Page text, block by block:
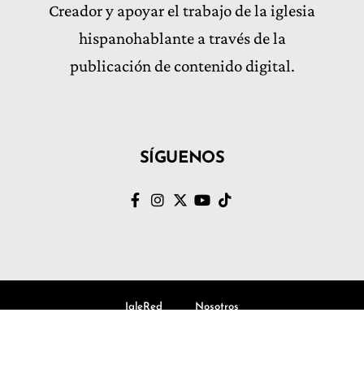
Creador y apoyar el trabajo de la iglesia
hispanohablante a través de la
publicación de contenido digital.
SÍGUENOS
IgleRed Nosotros